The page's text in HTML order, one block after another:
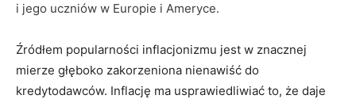
i jego uczniów w Europie i Ameryce.
Źródłem popularności inflacjonizmu jest w znacznej
mierze głęboko zakorzeniona nienawiść do
kredytodawców. Inflację ma usprawiedliwiać to, że daje